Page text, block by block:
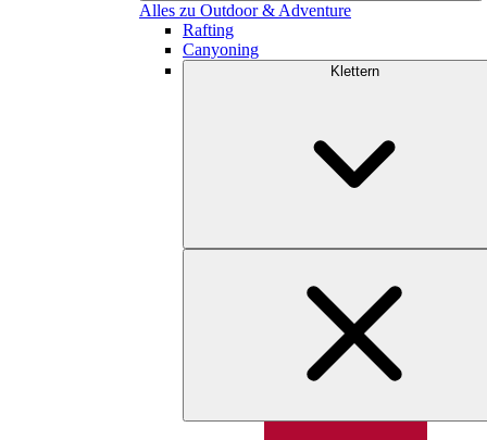
Alles zu Outdoor & Adventure
Rafting
Canyoning
Klettern